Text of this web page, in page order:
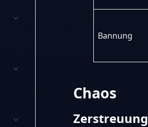
Bannung
Chaos
Zerstreuung